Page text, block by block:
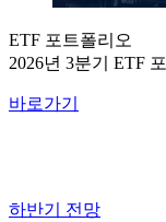
ETF 포트폴리오
2026년 3분기 ETF
바로가기
하반기 전망